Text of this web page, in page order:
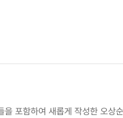
을 포함하여 새롭게 작성한 오